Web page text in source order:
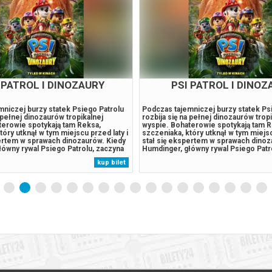
KOCHA ZWIERZAKI
dużo się dzieje. Spędza wakacje
wsi i sadzi swoje pierwsze drzewo,
w parku rusza z Misią na misję
odnaleźć psa sąsiada. Kiedy ich
Funio gorzej się czuje,
co w ich mocy, by poprawić mu
jednak na to, że czas odwiedzić
Emocji nie zabraknie również w
pomoże nowej...
kup bilet
PUCIO KOCHA
U Pucia jak zwykle dużo się dzieje.
u dziadków na wsi i sadzi swoje
a podczas spaceru w parku rusza z
ratunkową, by odnaleźć psa sąsiada.
własny, ukochany Funio gorzej się
rodzeństwo robi, co w ich mocy, by
humor. Wygląda jednak na to, że
weterynarza! Emocji nie zabraknie
przedszkolu: Pucio pomoże nowej...